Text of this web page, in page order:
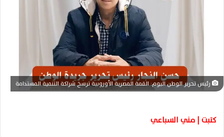
ت
ر
و
ي
رئيس تحرير الوطن اليوم: القمة المصرية الأوروبية ترسخ شراكة التنمية المستدامة
كتبت | مني السباعي